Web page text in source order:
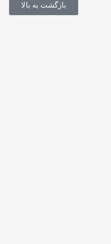
بازگشت به بالا